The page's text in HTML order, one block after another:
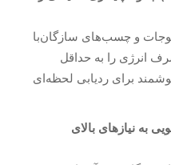
و چسب‌های سازگان‌با
انرژی را به حداقل
برای ردیابی لحظه‌ای
به نیازهای بالای